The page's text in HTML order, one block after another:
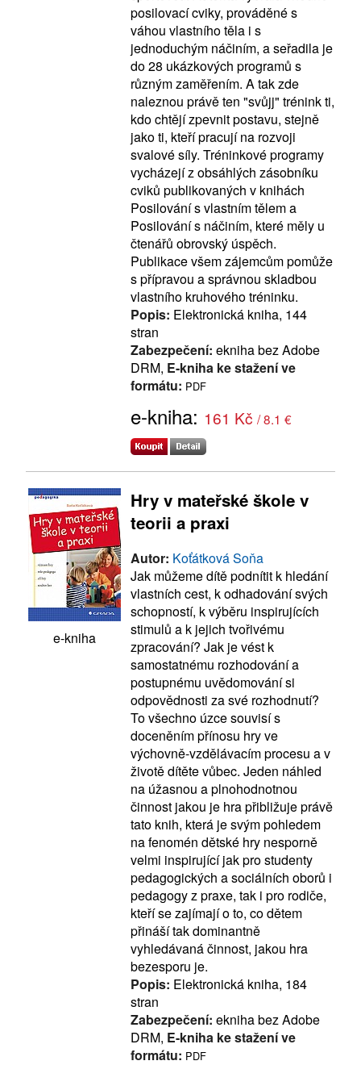
posilovací cviky, prováděné s
váhou vlastního těla i s
jednoduchým náčiním, a seřadila je
do 28 ukázkových programů s
různým zaměřením. A tak zde
naleznou právě ten "svůjj" trénink ti,
kdo chtějí zpevnit postavu, stejně
jako ti, kteří pracují na rozvoji
svalové síly. Tréninkové programy
vycházejí z obsáhlých zásobníku
cviků publikovaných v knihách
Posilování s vlastním tělem a
Posilování s náčiním, které měly u
čtenářů obrovský úspěch.
Publikace všem zájemcům pomůže
s přípravou a správnou skladbou
vlastního kruhového tréninku.
Popis: Elektronická kniha, 144
stran
Zabezpečení: ekniha bez Adobe
DRM, E-kniha ke stažení ve
formátu: PDF
e-kniha: 161 Kč / 8.1 €
e-kniha
Hry v mateřské škole v
teorii a praxi
Autor: Koťátková Soňa
Jak můžeme dítě podnítit k hledání
vlastních cest, k odhadování svých
schopností, k výběru inspirujících
stimulů a k jejich tvořivému
zpracování? Jak je vést k
samostatnému rozhodování a
postupnému uvědomování si
odpovědnosti za své rozhodnutí?
To všechno úzce souvisí s
doceněním přínosu hry ve
výchovně-vzdělávacím procesu a v
životě dítěte vůbec. Jeden náhled
na úžasnou a plnohodnotnou
činnost jakou je hra přibližuje právě
tato knih, která je svým pohledem
na fenomén dětské hry nesporně
velmi inspirující jak pro studenty
pedagogických a sociálních oborů i
pedagogy z praxe, tak i pro rodiče,
kteří se zajímají o to, co dětem
přináší tak dominantně
vyhledávaná činnost, jakou hra
bezesporu je.
Popis: Elektronická kniha, 184
stran
Zabezpečení: ekniha bez Adobe
DRM, E-kniha ke stažení ve
formátu: PDF